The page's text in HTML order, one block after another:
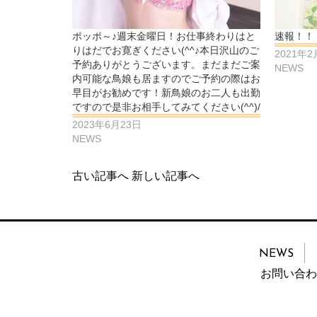
ポッポ～♪週末金曜日！お仕事終わりはと
りはだでお寛ぎください(^^♪本日沢山のご
予約ありがとうございます。まだまだご案
内可能な鳥娘も居ますのでご予約の際はお
早目がお勧めです！新鳥娘のお二人も出勤
ですので是非お相手してみてください(^^)/
2023年6月23日
NEWS
速報！！
2021年2
NEWS
古い記事へ 新しい記事へ
NEWS
お問い合